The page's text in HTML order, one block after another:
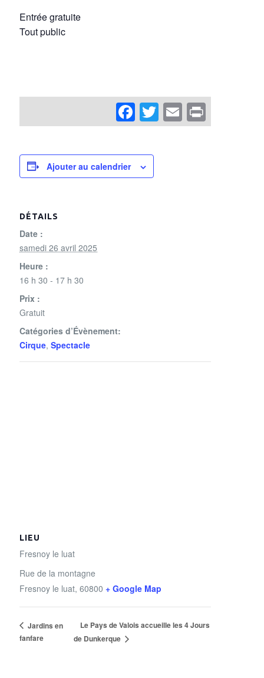
Entrée gratuite
Tout public
Facebook
Twitter
Email
Ajouter au calendrier
DÉTAILS
Date :
samedi 26 avril 2025
Heure :
16 h 30 - 17 h 30
Prix :
Gratuit
Catégories d’Évènement:
Cirque, Spectacle
LIEU
Fresnoy le luat
Rue de la montagne
Fresnoy le luat, 60800 + Google Map
Jardins en
fanfare
Le Pays de Valois accueille les 4 Jours
de Dunkerque